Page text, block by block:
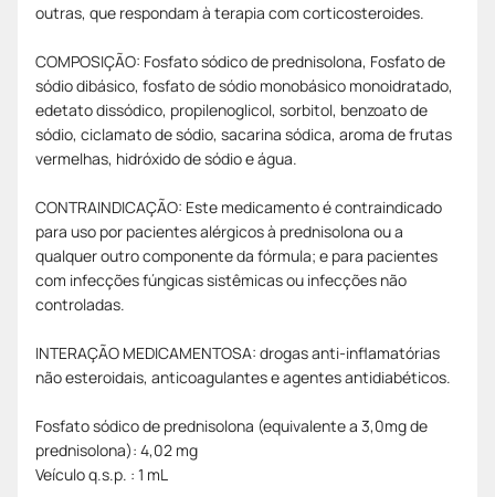
outras, que respondam à terapia com corticosteroides.
COMPOSIÇÃO: Fosfato sódico de prednisolona, Fosfato de
sódio dibásico, fosfato de sódio monobásico monoidratado,
edetato dissódico, propilenoglicol, sorbitol, benzoato de
sódio, ciclamato de sódio, sacarina sódica, aroma de frutas
vermelhas, hidróxido de sódio e água.
CONTRAINDICAÇÃO: Este medicamento é contraindicado
para uso por pacientes alérgicos à prednisolona ou a
qualquer outro componente da fórmula; e para pacientes
com infecções fúngicas sistêmicas ou infecções não
controladas.
INTERAÇÃO MEDICAMENTOSA: drogas anti-inflamatórias
não esteroidais, anticoagulantes e agentes antidiabéticos.
Fosfato sódico de prednisolona (equivalente a 3,0mg de
prednisolona): 4,02 mg
Veículo q.s.p. : 1 mL